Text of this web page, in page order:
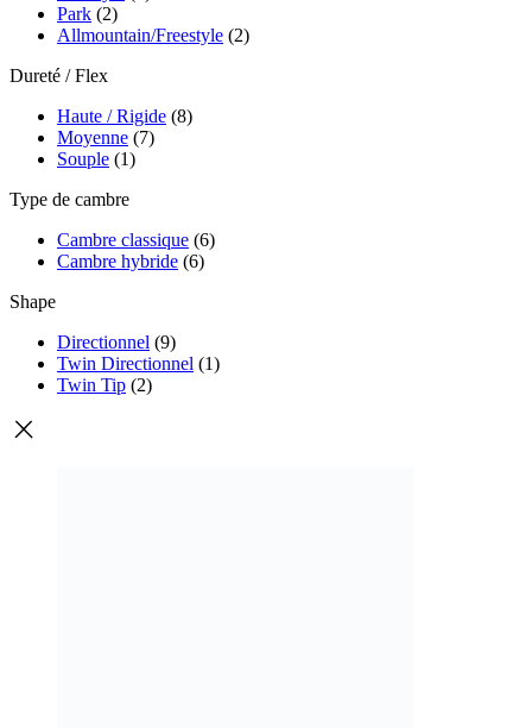
Park (2)
Allmountain/Freestyle (2)
Dureté / Flex
Haute / Rigide (8)
Moyenne (7)
Souple (1)
Type de cambre
Cambre classique (6)
Cambre hybride (6)
Shape
Directionnel (9)
Twin Directionnel (1)
Twin Tip (2)